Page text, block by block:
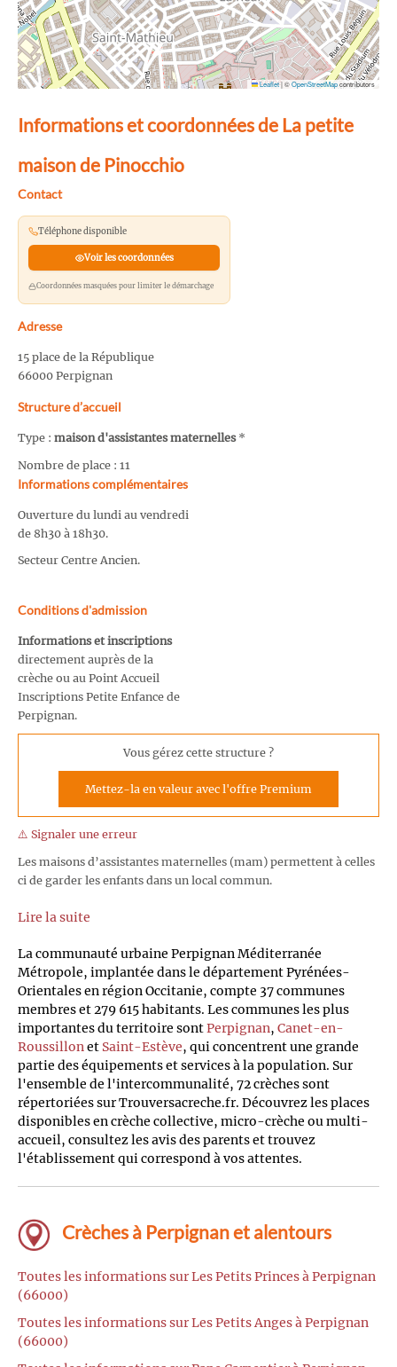
Leaflet|©OpenStreetMapcontributors
Informations et coordonnées de La petite
maison de Pinocchio
Contact
Téléphone disponible
Voir les coordonnées
Coordonnées masquées pour limiter le démarchage
Adresse
15 place de la République
66000 Perpignan
Structure d’accueil
Type : maison d'assistantes maternelles*
Nombre de place : 11
Informations complémentaires
Ouverture du lundi au vendredi
de 8h30 à 18h30.
Secteur Centre Ancien.
Conditions d'admission
Informations et inscriptions
directement auprès de la
crèche ou au Point Accueil
Inscriptions Petite Enfance de
Perpignan.
Vous gérez cette structure ?
Mettez-la en valeur avec l'offre Premium
⚠️ Signaler une erreur
Les maisons d’assistantes maternelles (mam) permettent à celles
ci de garder les enfants dans un local commun.
Lire la suite
La communauté urbaine Perpignan Méditerranée
Métropole, implantée dans le département Pyrénées-
Orientales en région Occitanie, compte 37 communes
membres et 279 615 habitants. Les communes les plus
importantes du territoire sontPerpignan, Canet-en-
Roussillonet Saint-Estève, qui concentrent une grande
partie des équipements et services à la population. Sur
l'ensemble de l'intercommunalité, 72 crèches sont
répertoriées sur Trouversacreche.fr. Découvrez les places
disponibles en crèche collective, micro-crèche ou multi-
accueil, consultez les avis des parents et trouvez
l'établissement qui correspond à vos attentes.
Crèches à Perpignan et alentours
Toutes les informations sur Les Petits Princes à Perpignan
(66000)
Toutes les informations sur Les Petits Anges à Perpignan
(66000)